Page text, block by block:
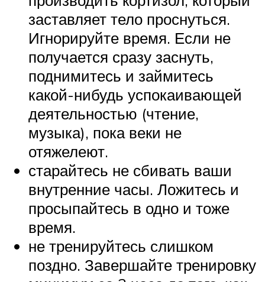
заставляет тело проснуться.
Игнорируйте время. Если не
получается сразу заснуть,
поднимитесь и займитесь
какой-нибудь успокаивающей
деятельностью (чтение,
музыка), пока веки не
отяжелеют.
старайтесь не сбивать ваши
внутренние часы. Ложитесь и
просыпайтесь в одно и тоже
время.
не тренируйтесь слишком
поздно. Завершайте тренировку